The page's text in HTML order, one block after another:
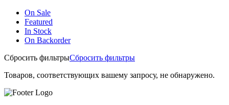
On Sale
Featured
In Stock
On Backorder
Сбросить фильтрыСбросить фильтры
Товаров, соответствующих вашему запросу, не обнаружено.